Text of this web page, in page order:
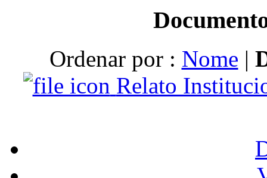
Ordenar por : Nome |
Relato